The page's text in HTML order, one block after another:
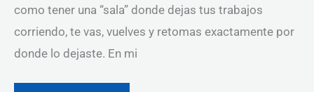
como tener una “sala” donde dejas tus trabajos
corriendo, te vas, vuelves y retomas exactamente por
donde lo dejaste. En mi